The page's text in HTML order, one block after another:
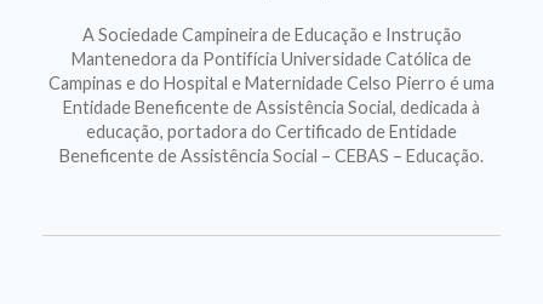
A Sociedade Campineira de Educação e Instrução
Mantenedora da Pontifícia Universidade Católica de
Campinas e do Hospital e Maternidade Celso Pierro é uma
Entidade Beneficente de Assistência Social, dedicada à
educação, portadora do Certificado de Entidade
Beneficente de Assistência Social – CEBAS – Educação.